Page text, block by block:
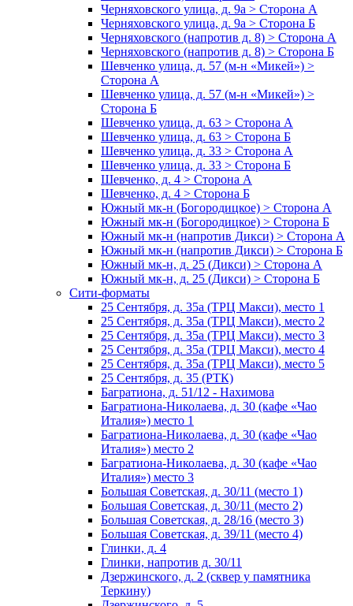
Черняховского улица, д. 9а > Сторона А
Черняховского улица, д. 9а > Сторона Б
Черняховского (напротив д. 8) > Сторона А
Черняховского (напротив д. 8) > Сторона Б
Шевченко улица, д. 57 (м-н «Микей») >
Сторона А
Шевченко улица, д. 57 (м-н «Микей») >
Сторона Б
Шевченко улица, д. 63 > Сторона А
Шевченко улица, д. 63 > Сторона Б
Шевченко улица, д. 33 > Сторона А
Шевченко улица, д. 33 > Сторона Б
Шевченко, д. 4 > Сторона А
Шевченко, д. 4 > Сторона Б
Южный мк-н (Богородицкое) > Сторона А
Южный мк-н (Богородицкое) > Сторона Б
Южный мк-н (напротив Дикси) > Сторона А
Южный мк-н (напротив Дикси) > Сторона Б
Южный мк-н, д. 25 (Дикси) > Сторона А
Южный мк-н, д. 25 (Дикси) > Сторона Б
Сити-форматы
25 Сентября, д. 35а (ТРЦ Макси), место 1
25 Сентября, д. 35а (ТРЦ Макси), место 2
25 Сентября, д. 35а (ТРЦ Макси), место 3
25 Сентября, д. 35а (ТРЦ Макси), место 4
25 Сентября, д. 35а (ТРЦ Макси), место 5
25 Сентября, д. 35 (РТК)
Багратиона, д. 51/12 - Нахимова
Багратиона-Николаева, д. 30 (кафе «Чао
Италия») место 1
Багратиона-Николаева, д. 30 (кафе «Чао
Италия») место 2
Багратиона-Николаева, д. 30 (кафе «Чао
Италия») место 3
Большая Советская, д. 30/11 (место 1)
Большая Советская, д. 30/11 (место 2)
Большая Советская, д. 28/16 (место 3)
Большая Советская, д. 39/11 (место 4)
Глинки, д. 4
Глинки, напротив д. 30/11
Дзержинского, д. 2 (сквер у памятника
Теркину)